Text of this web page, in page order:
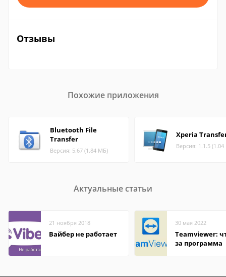
Отзывы
Похожие приложения
Bluetooth File
Transfer
Версия: 5.67 (1.84 МБ)
Xperia
Версия: 1.1.5
Актуальные статьи
21 ноября 2018
Вайбер не работает
30 мая 2022
Teamviewer:
за программа